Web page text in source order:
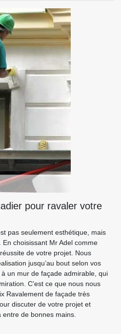
pour ravaler votre
pas seulement esthétique, mais
choisissant Mr Adel comme
de votre projet. Nous
jusqu’au bout selon vos
un mur de façade admirable, qui
C'est ce que nous nous
Ravalement de façade très
discuter de votre projet et
de bonnes mains.